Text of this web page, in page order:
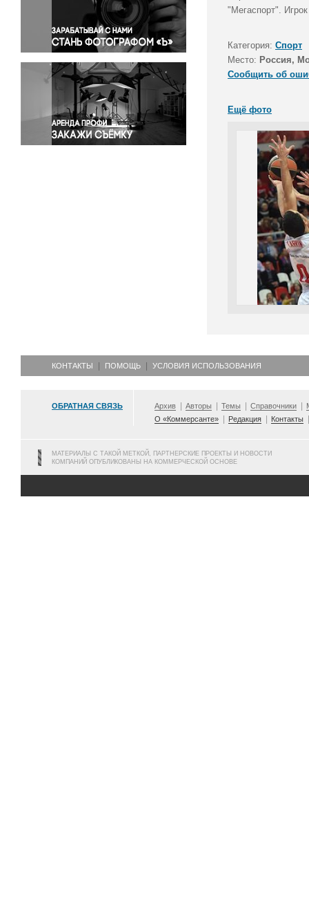
Правосудие
Происшествия и конфликты
Религия
Светская жизнь
Спорт
Экология
Экономика и бизнес
"Мегаспорт".
Категория: Спорт
Место: Россия,
Сообщить об
Ещё фото
КОНТАКТЫ ПОМОЩЬ УСЛОВИЯ ИСПОЛЬЗОВАНИЯ
ОБРАТНАЯ СВЯЗЬ Архив Авторы Темы Справочники
О «Коммерсанте»
Редакция Контакты
МАТЕРИАЛЫ С ТАКОЙ МЕТКОЙ, ПАРТНЕРСКИЕ ПРОЕКТЫ И НОВОСТИ
КОМПАНИЙ ОПУБЛИКОВАНЫ НА КОММЕРЧЕСКОЙ ОСНОВЕ